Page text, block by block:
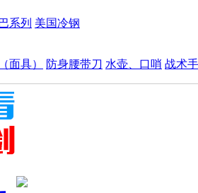
系列 美国冷钢
面具） 防身腰带刀 水壶、口哨 战术